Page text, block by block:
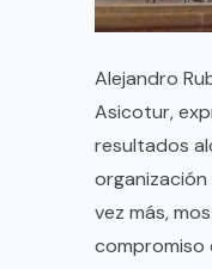
Alejandro
Asicotur,
resultados
organización
vez más,
compromiso